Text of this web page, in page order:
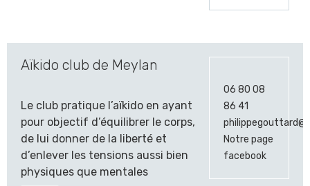
Aïkido club de Meylan
Le club pratique l’aïkido en ayant
pour objectif d’équilibrer le corps,
de lui donner de la liberté et
d’enlever les tensions aussi bien
physiques que mentales
06 80 08
86 41
Notre page
facebook